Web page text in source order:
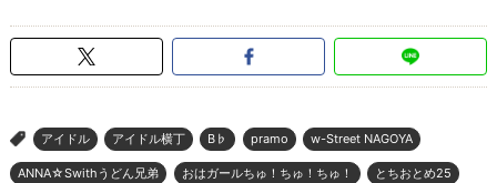
> アイドル アイドル横丁 B♭ pramo w-Street NAGOYA
ANNA☆Swithうどん兄弟 おはガールちゅ！ちゅ！ちゅ！ とちおとめ25